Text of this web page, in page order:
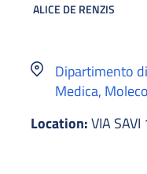
ALICE DE RENZIS
Dipartimento
Medica,
Location:VIA